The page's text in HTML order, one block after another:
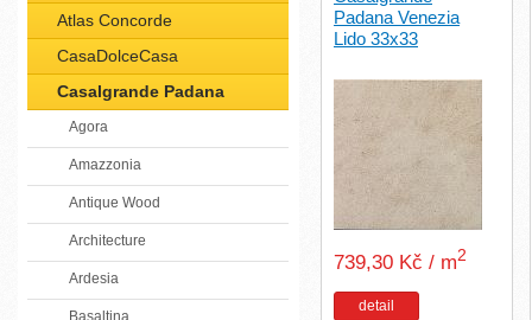
Atlas Concorde
CasaDolceCasa
Casalgrande Padana
Agora
Amazzonia
Antique Wood
Architecture
Ardesia
Basaltina
Padana Venezia
Lido 33x33
739,30 Kč / m2
detail